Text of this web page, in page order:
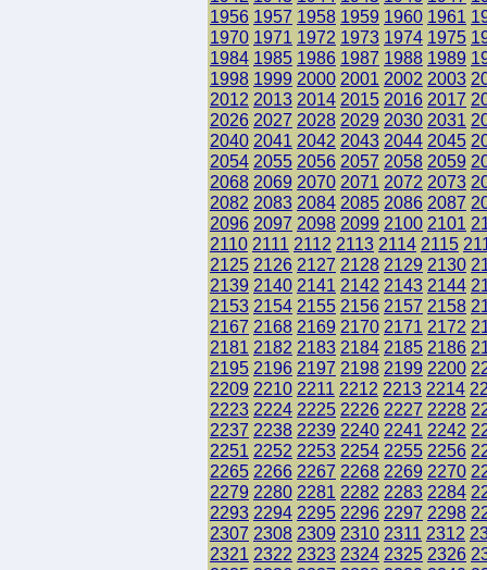
1956 1957 1958 1959 1960 1961
1970 1971 1972 1973 1974 1975
1984 1985 1986 1987 1988 1989
1998 1999 2000 2001 2002 2003
2012 2013 2014 2015 2016 2017
2026 2027 2028 2029 2030 2031
2040 2041 2042 2043 2044 2045
2054 2055 2056 2057 2058 2059
2068 2069 2070 2071 2072 2073
2082 2083 2084 2085 2086 2087
2096 2097 2098 2099 2100 2101
2110 2111 2112 2113 2114 2115
2125 2126 2127 2128 2129 2130
2139 2140 2141 2142 2143 2144
2153 2154 2155 2156 2157 2158
2167 2168 2169 2170 2171 2172
2181 2182 2183 2184 2185 2186
2195 2196 2197 2198 2199 2200
2209 2210 2211 2212 2213 2214
2223 2224 2225 2226 2227 2228
2237 2238 2239 2240 2241 2242
2251 2252 2253 2254 2255 2256
2265 2266 2267 2268 2269 2270
2279 2280 2281 2282 2283 2284
2293 2294 2295 2296 2297 2298
2307 2308 2309 2310 2311 2312
2321 2322 2323 2324 2325 2326